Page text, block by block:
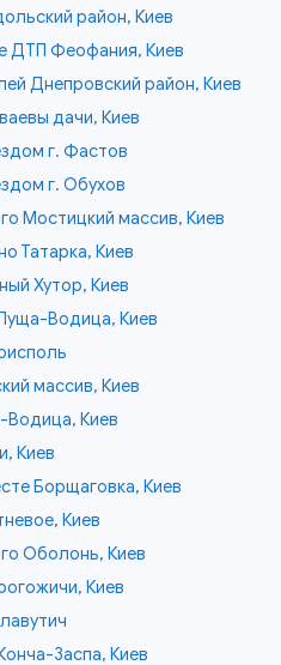
район, Киев
ДТП Феофания, Киев
Днепровский район, Киев
дачи, Киев
г. Фастов
г. Обухов
Мостицкий массив, Киев
Татарка, Киев
Хутор, Киев
Водица, Киев
массив, Киев
Водица, Киев
Киев
Борщаговка, Киев
Киев
Оболонь, Киев
Киев
Заспа, Киев